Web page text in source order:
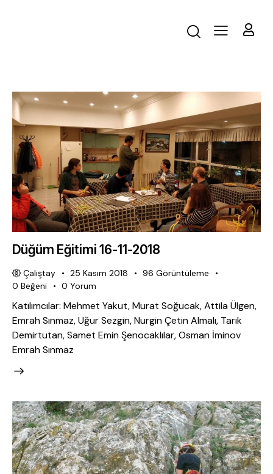
Düğüm Eğitimi 16-11-2018
Çalıştay 25 Kasım 2018 96 Görüntüleme
0 Beğeni 0 Yorum
Katılımcılar: Mehmet Yakut, Murat Soğucak, Attila Ülgen,
Emrah Sınmaz, Uğur Sezgin, Nurgin Çetin Almalı, Tarık
Demirtutan, Samet Emin Şenocaklılar, Osman İminov
Emrah Sınmaz